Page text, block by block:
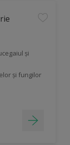
şi
și fungilor